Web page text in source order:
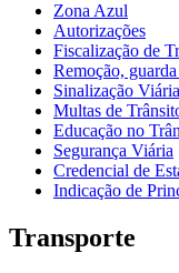
Zona Azul
Autorizações
Fiscalização de
Remoção,
Sinalização Viária
Multas de
Educação no
Segurança Viária
Credencial de
Indicação de
Transporte